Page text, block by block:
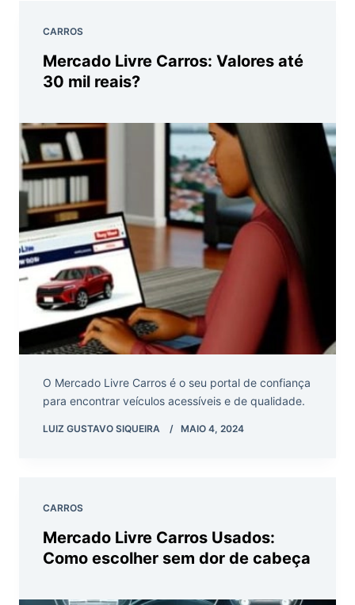
CARROS
Mercado Livre Carros: Valores até
30 mil reais?
O Mercado Livre Carros é o seu portal de confiança
para encontrar veículos acessíveis e de qualidade.
LUIZ GUSTAVO SIQUEIRA MAIO 4, 2024
CARROS
Mercado Livre Carros Usados:
Como escolher sem dor de cabeça